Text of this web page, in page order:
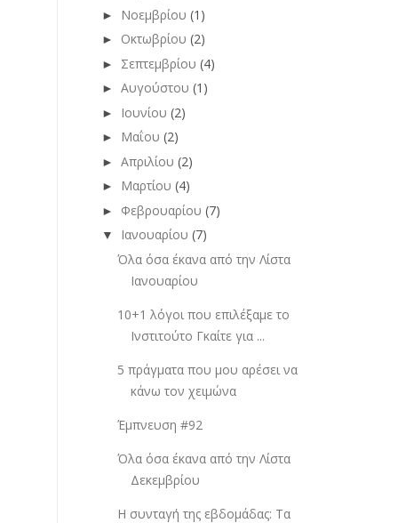
► Νοεμβρίου (1)
► Οκτωβρίου (2)
► Σεπτεμβρίου (4)
► Αυγούστου (1)
► Ιουνίου (2)
► Μαΐου (2)
► Απριλίου (2)
► Μαρτίου (4)
► Φεβρουαρίου (7)
▼ Ιανουαρίου (7)
Όλα όσα έκανα από την Λίστα
Ιανουαρίου
10+1 λόγοι που επιλέξαμε το
Ινστιτούτο Γκαίτε για ...
5 πράγματα που μου αρέσει να
κάνω τον χειμώνα
Έμπνευση #92
Όλα όσα έκανα από την Λίστα
Δεκεμβρίου
Η συνταγή της εβδομάδας: Τα